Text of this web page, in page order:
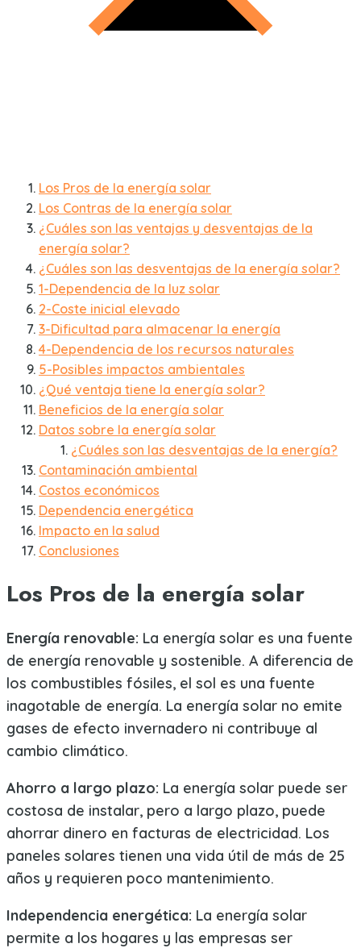
Los Pros de la energía solar
Los Contras de la energía solar
¿Cuáles son las ventajas y desventajas de la
energía solar?
¿Cuáles son las desventajas de la energía solar?
1-Dependencia de la luz solar
2-Coste inicial elevado
3-Dificultad para almacenar la energía
4-Dependencia de los recursos naturales
5-Posibles impactos ambientales
¿Qué ventaja tiene la energía solar?
Beneficios de la energía solar
Datos sobre la energía solar
¿Cuáles son las desventajas de la energía?
Contaminación ambiental
Costos económicos
Dependencia energética
Impacto en la salud
Conclusiones
Los Pros de la energía solar
Energía renovable: La energía solar es una fuente
de energía renovable y sostenible. A diferencia de
los combustibles fósiles, el sol es una fuente
inagotable de energía. La energía solar no emite
gases de efecto invernadero ni contribuye al
cambio climático.
Ahorro a largo plazo: La energía solar puede ser
costosa de instalar, pero a largo plazo, puede
ahorrar dinero en facturas de electricidad. Los
paneles solares tienen una vida útil de más de 25
años y requieren poco mantenimiento.
Independencia energética: La energía solar
permite a los hogares y las empresas ser